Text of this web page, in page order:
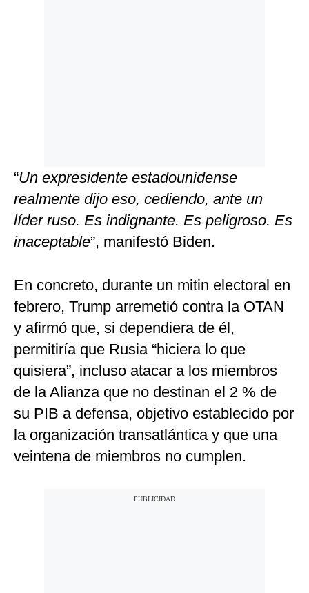
“Un expresidente estadounidense
realmente dijo eso, cediendo, ante un
líder ruso. Es indignante. Es peligroso. Es
inaceptable”, manifestó Biden.
En concreto, durante un mitin electoral en
febrero, Trump arremetió contra la OTAN
y afirmó que, si dependiera de él,
permitiría que Rusia “hiciera lo que
quisiera”, incluso atacar a los miembros
de la Alianza que no destinan el 2 % de
su PIB a defensa, objetivo establecido por
la organización transatlántica y que una
veintena de miembros no cumplen.